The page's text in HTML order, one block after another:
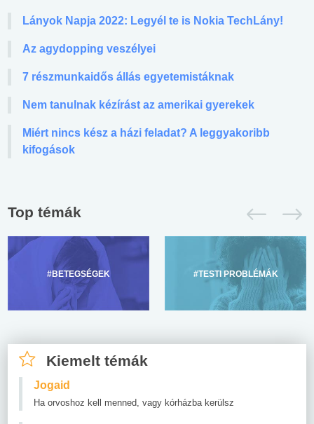
Lányok Napja 2022: Legyél te is Nokia TechLány!
Az agydopping veszélyei
7 részmunkaidős állás egyetemistáknak
Nem tanulnak kézírást az amerikai gyerekek
Miért nincs kész a házi feladat? A leggyakoribb
kifogások
Top témák
#BETEGSÉGEK #TESTI PROBLÉMÁK
Kiemelt témák
Jogaid
Ha orvoshoz kell menned, vagy kórházba kerülsz